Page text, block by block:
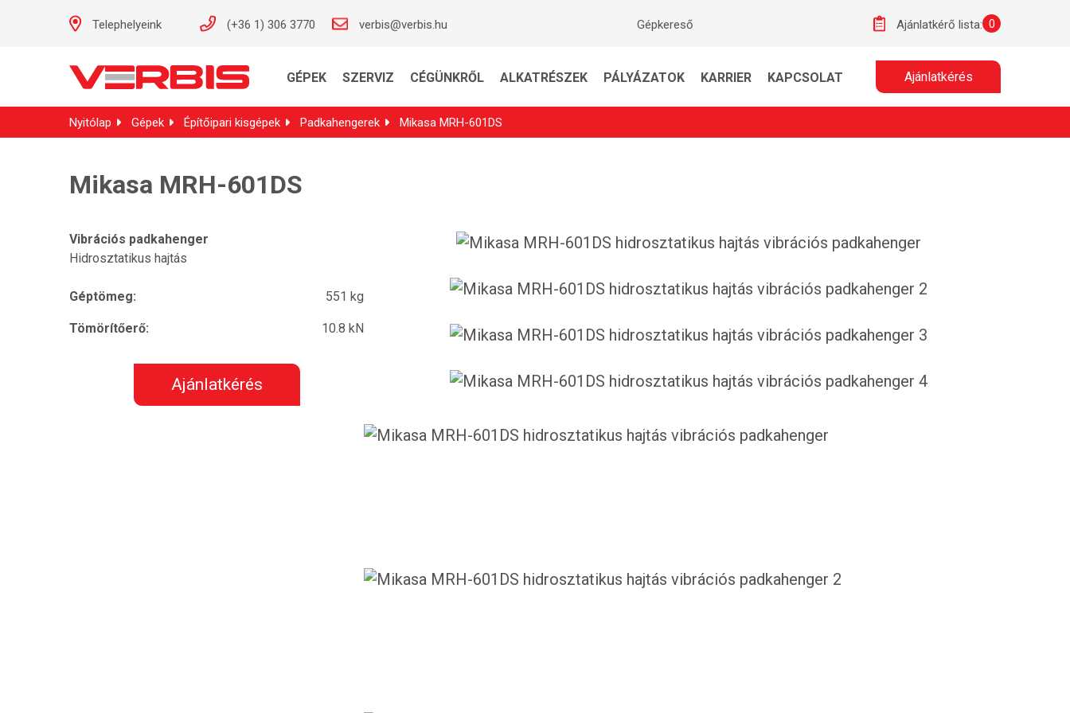
Telephelyeink (+36 1) 306 3770 verbis@verbis.hu Gépkereső Ajánlatkérő lista: 0
GÉPEK SZERVIZ CÉGÜNKRŐL ALKATRÉSZEK PÁLYÁZATOK KARRIER KAPCSOLAT Ajánlatkérés
Nyitólap Gépek Építőipari kisgépek Padkahengerek Mikasa MRH-601DS
Mikasa MRH-601DS
Vibrációs padkahenger
Hidrosztatikus hajtás
Géptömeg: 551 kg
Tömörítőerő: 10.8 kN
Ajánlatkérés